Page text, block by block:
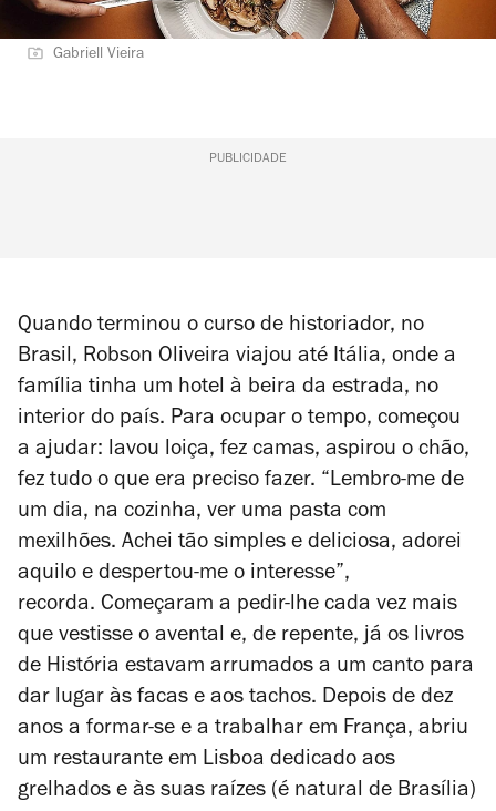
Gabriell Vieira
PUBLICIDADE
Quando terminou o curso de historiador, no
Brasil, Robson Oliveira viajou até Itália, onde a
família tinha um hotel à beira da estrada, no
interior do país. Para ocupar o tempo, começou
a ajudar: lavou loiça, fez camas, aspirou o chão,
fez tudo o que era preciso fazer.
“Lembro-me de
um dia, na cozinha, ver uma pasta com
mexilhões. Achei tão simples e deliciosa, adorei
aquilo e despertou-me o interesse”,
recorda. Começaram a pedir-lhe cada vez mais
que vestisse o avental e, de repente, já os livros
de História estavam arrumados a um canto para
dar lugar às facas e aos tachos. Depois de dez
anos a formar-se e a trabalhar em França, abriu
um restaurante em Lisboa dedicado aos
grelhados e às suas raízes (é natural de Brasília)